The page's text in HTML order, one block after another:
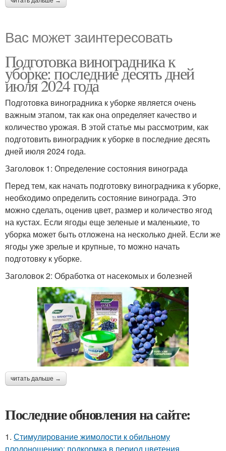
Вас может заинтересовать
Подготовка виноградника к
уборке: последние десять дней
июля 2024 года
Подготовка виноградника к уборке является очень
важным этапом, так как она определяет качество и
количество урожая. В этой статье мы рассмотрим, как
подготовить виноградник к уборке в последние десять
дней июля 2024 года.
Заголовок 1: Определение состояния винограда
Перед тем, как начать подготовку виноградника к уборке,
необходимо определить состояние винограда. Это
можно сделать, оценив цвет, размер и количество ягод
на кустах. Если ягоды еще зеленые и маленькие, то
уборка может быть отложена на несколько дней. Если же
ягоды уже зрелые и крупные, то можно начать
подготовку к уборке.
Заголовок 2: Обработка от насекомых и болезней
читать дальше →
Последние обновления на сайте:
1. Стимулирование жимолости к обильному
плодоношению: подкормка в период цветения.